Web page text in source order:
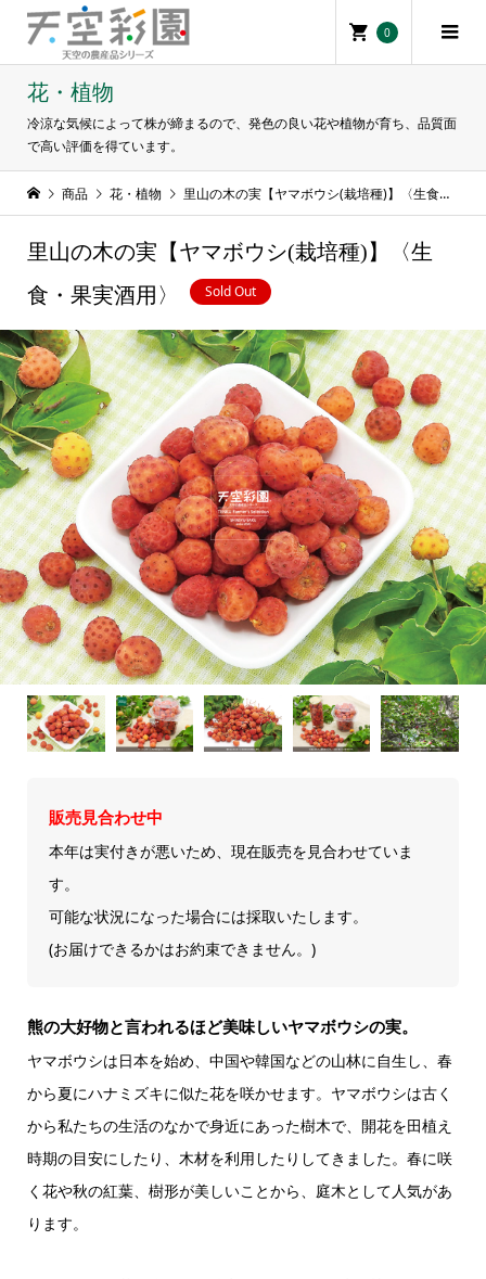
0
花・植物
冷涼な気候によって株が締まるので、発色の良い花や植物が育ち、品質面
で高い評価を得ています。
商品 花・植物 里山の木の実【ヤマボウシ(栽培種)】〈生食・果実酒用〉
里山の木の実【ヤマボウシ(栽培種)】〈生
食・果実酒用〉
Sold Out
販売見合わせ中
本年は実付きが悪いため、現在販売を見合わせていま
す。
可能な状況になった場合には採取いたします。
(お届けできるかはお約束できません。)
熊の大好物と言われるほど美味しいヤマボウシの実。
ヤマボウシは日本を始め、中国や韓国などの山林に自生し、春
から夏にハナミズキに似た花を咲かせます。ヤマボウシは古く
から私たちの生活のなかで身近にあった樹木で、開花を田植え
時期の目安にしたり、木材を利用したりしてきました。春に咲
く花や秋の紅葉、樹形が美しいことから、庭木として人気があ
ります。